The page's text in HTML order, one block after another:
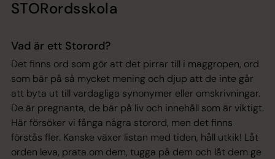
STORordsskola
Vad är ett Storord?
Det finns ord som gör att det pirrar till i maggropen, ord
som bär på så mycket mening och djup att de inte går
att byta ut till vardagliga synonymer eller omskrivningar.
De är pregnanta, de bär på liv och innehåll som är viktigt.
Här försöker vi fånga några storord, men det finns
förstås fler. Kanske växer listan med tiden, håll utkik! Låt
orden leva, prata om dem, tugga på dem och låt dem ge